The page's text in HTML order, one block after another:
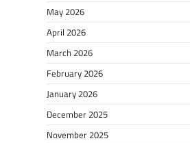
May 2026
April 2026
March 2026
February 2026
January 2026
December 2025
November 2025